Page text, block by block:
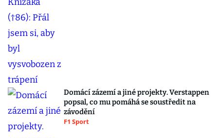
Domácí zázemí a jiné projekty. Verstappen
popsal, co mu pomáhá se soustředit na
závodění
F1 Sport